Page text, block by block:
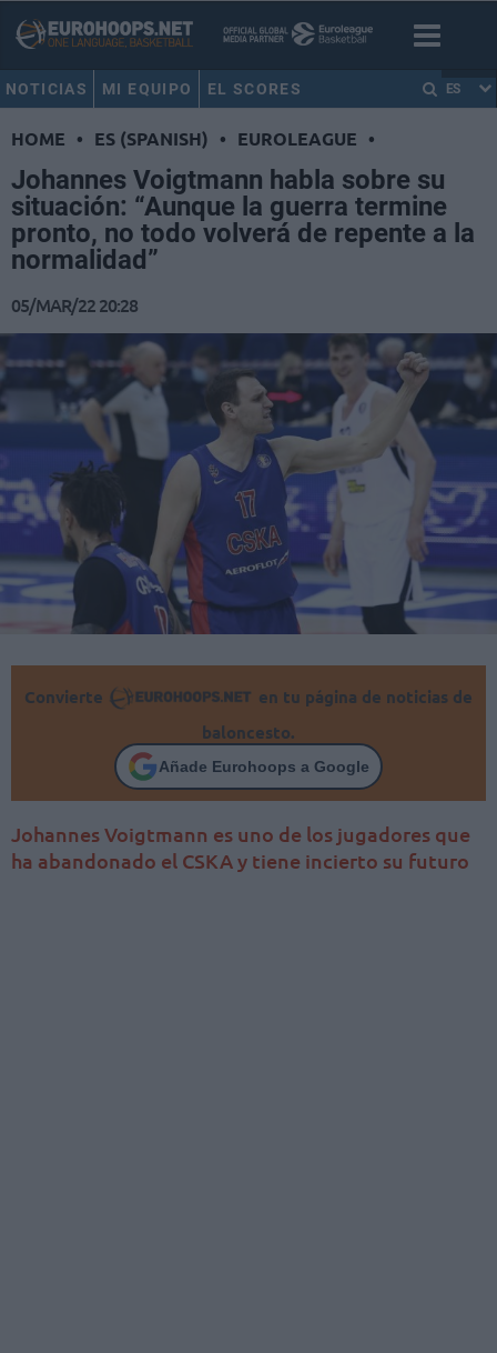
NOTICIAS MI EQUIPO EL SCORES ES
HOME • ES (SPANISH) • EUROLEAGUE •
Johannes Voigtmann habla sobre su
situación: “Aunque la guerra termine
pronto, no todo volverá de repente a la
normalidad”
05/MAR/22 20:28
Convierte
en tu página de noticias de
baloncesto.
Añade Eurohoops a Google
Johannes Voigtmann es uno de los jugadores que
ha abandonado el CSKA y tiene incierto su futuro